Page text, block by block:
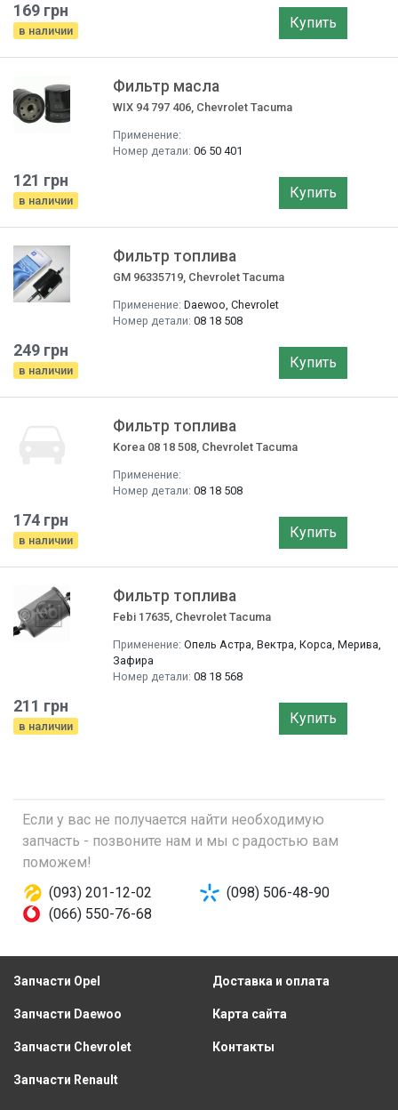
169 грн
в наличии Купить
Фильтр маслa
WIX 94 797 406, Chevrolet Tacuma
Применение:
Номер детали: 06 50 401
121 грн
в наличии Купить
Фильтр топлива
GM 96335719, Chevrolet Tacuma
Применение: Daewoo, Chevrolet
Номер детали: 08 18 508
249 грн
в наличии Купить
Фильтр топлива
Korea 08 18 508, Chevrolet Tacuma
Применение:
Номер детали: 08 18 508
174 грн
в наличии Купить
Фильтр топлива
Febi 17635, Chevrolet Tacuma
Применение: Опель Астра, Вектра, Корса, Мерива,
Зафира
Номер детали: 08 18 568
211 грн
в наличии Купить
Если у вас не получается найти необходимую
запчасть - позвоните нам и мы с радостью вам
поможем!
(093) 201-12-02
(098) 506-48-90
(066) 550-76-68
Запчасти Opel
Запчасти Daewoo
Запчасти Chevrolet
Запчасти Renault
Доставка и оплата
Карта сайта
Контакты